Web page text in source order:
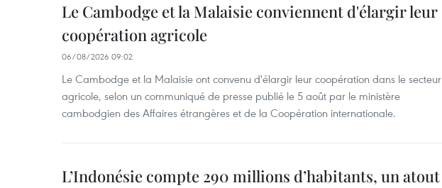
Le Cambodge et la Malaisie conviennent d'élargir leur
coopération agricole
06/08/2026 09:02
Le Cambodge et la Malaisie ont convenu d'élargir leur coopération dans le secteur
agricole, selon un communiqué de presse publié le 5 août par le ministère
cambodgien des Affaires étrangères et de la Coopération internationale.
L’Indonésie compte 290 millions d’habitants, un atout